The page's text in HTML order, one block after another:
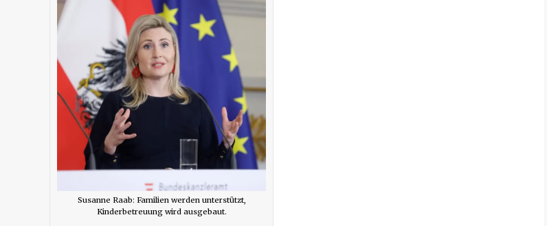
Susanne Raab: Familien werden unterstützt,
Kinderbetreuung wird ausgebaut.